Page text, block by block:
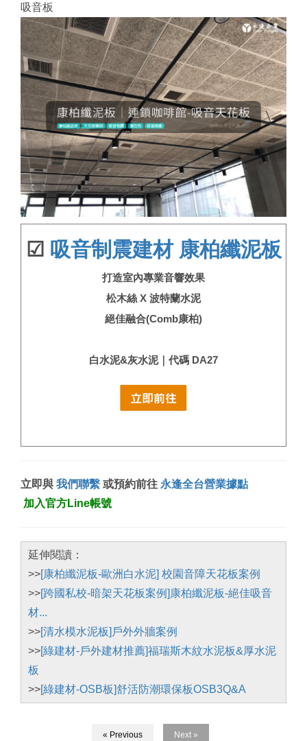
吸音板
☑ 吸音制震建材 康柏纖泥板
打造室內專業音響效果
松木絲 X 波特蘭水泥
絕佳融合(Comb康柏)
白水泥&灰水泥｜代碼 DA27
立即與 我們聯繫 或預約前往 永逢全台營業據點
加入官方Line帳號
延伸閱讀：
>>[康柏纖泥板-歐洲白水泥] 校園音障天花板案例
>>[跨國私校-暗架天花板案例]康柏纖泥板-絕佳吸音
材...
>>[清水模水泥板]戶外外牆案例
>>[綠建材-戶外建材推薦]福瑞斯木紋水泥板&厚水泥
板
>>[綠建材-OSB板]舒活防潮環保板OSB3Q&A
« Previous Next »